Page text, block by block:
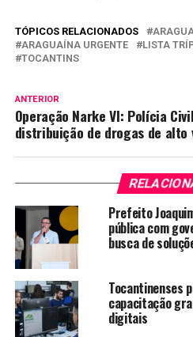
TÓPICOS RELACIONADOS
ARAGUAÍNA URGENTE
LISTA
TOCANTINS
ANTERIOR
Operação Narke VI: Polícia
distribuição de drogas de alto
Prefeito
pública com
busca de
Tocantinenses
capacitação
digitais